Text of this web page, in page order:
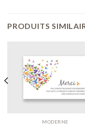
PRODUITS
à
MODERNE